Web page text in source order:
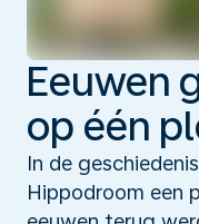
Eeuwen
op één
In de
Hippodroom een